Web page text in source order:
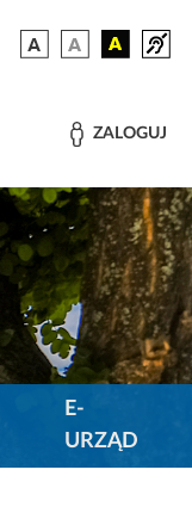
ZALOGUJ
E-
URZĄD